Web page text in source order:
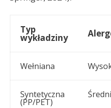
Typ
wykładziny
Wełniana
Syntetyczna
(PP/PET)